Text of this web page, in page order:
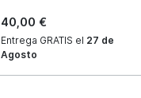
40,00 €
Entrega GRATIS el 27 de
Agosto